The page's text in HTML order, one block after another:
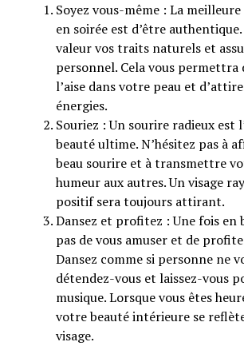
Soyez vous-même : La
en soirée est d’être
valeur vos traits naturels et
personnel. Cela vous permettra
l’aise dans votre peau et
énergies.
Souriez : Un sourire radieux est
beauté ultime. N’hésitez pas à
beau sourire et à transmettre
humeur aux autres. Un visage
positif sera toujours attirant.
Dansez et profitez : Une fois en
pas de vous amuser et de
Dansez comme si personne ne
détendez-vous et laissez-vous
musique. Lorsque vous êtes
votre beauté intérieure se
visage.